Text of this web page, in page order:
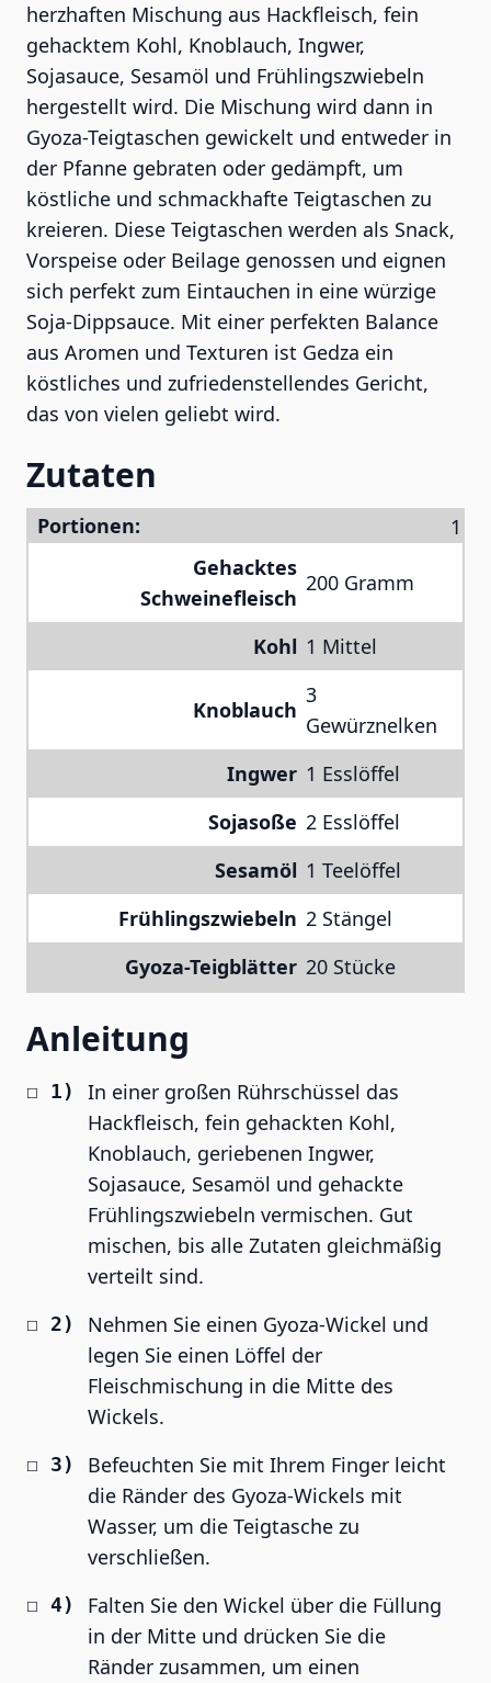
herzhaften Mischung aus Hackfleisch, fein
gehacktem Kohl, Knoblauch, Ingwer,
Sojasauce, Sesamöl und Frühlingszwiebeln
hergestellt wird. Die Mischung wird dann in
Gyoza-Teigtaschen gewickelt und entweder in
der Pfanne gebraten oder gedämpft, um
köstliche und schmackhafte Teigtaschen zu
kreieren. Diese Teigtaschen werden als Snack,
Vorspeise oder Beilage genossen und eignen
sich perfekt zum Eintauchen in eine würzige
Soja-Dippsauce. Mit einer perfekten Balance
aus Aromen und Texturen ist Gedza ein
köstliches und zufriedenstellendes Gericht,
das von vielen geliebt wird.
Zutaten
Portionen:
Gehacktes
Schweinefleisch
200 Gramm
Kohl 1 Mittel
Knoblauch
3
Gewürznelken
Ingwer 1 Esslöffel
Sojasoße 2 Esslöffel
Sesamöl 1 Teelöffel
Frühlingszwiebeln 2 Stängel
Gyoza-Teigblätter 20 Stücke
Anleitung
In einer großen Rührschüssel das
Hackfleisch, fein gehackten Kohl,
Knoblauch, geriebenen Ingwer,
Sojasauce, Sesamöl und gehackte
Frühlingszwiebeln vermischen. Gut
mischen, bis alle Zutaten gleichmäßig
verteilt sind.
Nehmen Sie einen Gyoza-Wickel und
legen Sie einen Löffel der
Fleischmischung in die Mitte des
Wickels.
Befeuchten Sie mit Ihrem Finger leicht
die Ränder des Gyoza-Wickels mit
Wasser, um die Teigtasche zu
verschließen.
Falten Sie den Wickel über die Füllung
in der Mitte und drücken Sie die
Ränder zusammen, um einen